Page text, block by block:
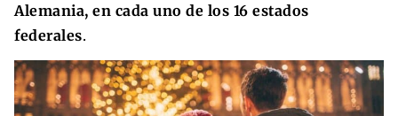
Alemania, en cada uno de los 16 estados
federales.